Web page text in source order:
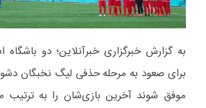
به گزارش خبرگزاری خبرآنلاین؛ دو
برای صعود به مرحله حذفی لیگ نخبگان
موفق شوند آخرین بازی‌شان را به ترتیب